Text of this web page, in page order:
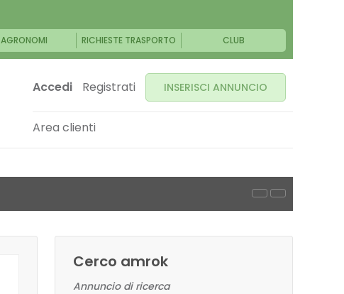
AGRONOMI RICHIESTE TRASPORTO CLUB
Accedi Registrati INSERISCI ANNUNCIO
Area clienti
Cerco amrok
Annuncio di ricerca